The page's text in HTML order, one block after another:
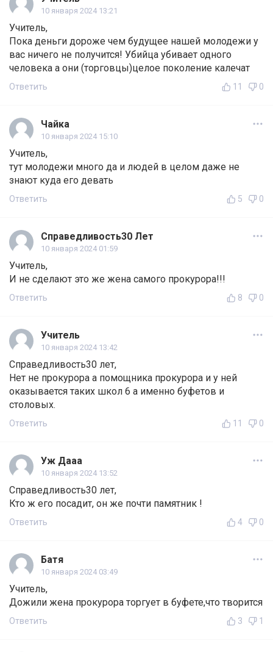
10 января 2024 13:21
Учитель,
Пока деньги дороже чем будущее нашей молодежи у
вас ничего не получится! Убийца убивает одного
человека а они (торговцы)целое поколение калечат
Ответить 11 0
Чайка
10 января 2024 15:10
Учитель,
тут молодежи много да и людей в целом даже не
знают куда его девать
Ответить 5 0
Справедливость30 Лет
10 января 2024 01:59
Учитель,
И не сделают это же жена самого прокурора!!!
Ответить 8 0
Учитель
10 января 2024 13:42
Справедливость30 лет,
Нет не прокурора а помощника прокурора и у ней
оказывается таких школ 6 а именно буфетов и
столовых.
Ответить 11 0
Уж Дааа
10 января 2024 13:52
Справедливость30 лет,
Кто ж его посадит, он же почти памятник !
Ответить 4 0
Батя
10 января 2024 03:49
Учитель,
Дожили жена прокурора торгует в буфете,что творится
Ответить 3 1